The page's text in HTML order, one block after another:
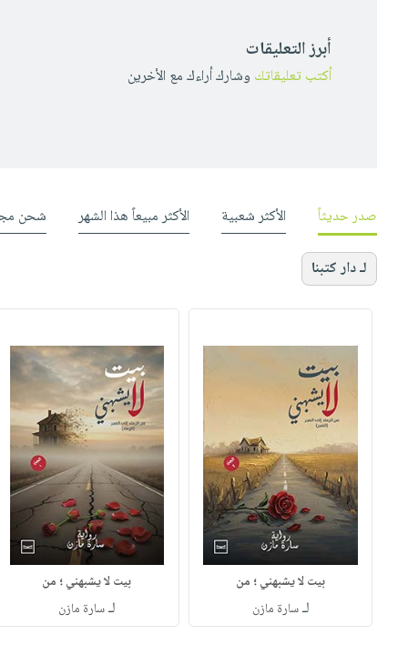
أبرز التعليقات
أكتب تعليقاتك وشارك أراءك مع الأخرين
صدر حديثاً الأكثر شعبية الأكثر مبيعاً هذا الشهر شحن
لـ دار كتبنا
بيت لا يشبهني ؛ من
لـسارة مازن
بيت لا يشبهني ؛ من
لـسارة مازن